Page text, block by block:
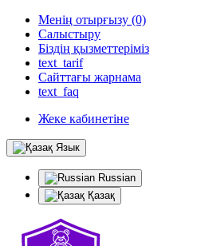
Менің отырғызу (0)
Салыстыру
Біздің қызметтеріміз
text_tarif
Сайттағы жарнама
text_faq
Жеке кабинетіне
Язык
Russian
Қазақ